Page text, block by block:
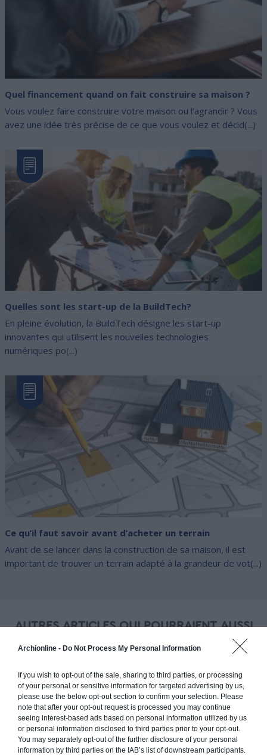
Archionline - Do Not Process My Personal Information
If you wish to opt-out of the sale, sharing to third parties, or processing
of your personal or sensitive information for targeted advertising by us,
please use the below opt-out section to confirm your selection. Please
note that after your opt-out request is processed you may continue
seeing interest-based ads based on personal information utilized by us
or personal information disclosed to third parties prior to your opt-out.
You may separately opt-out of the further disclosure of your personal
information by third parties on the IAB’s list of downstream participants.
Quel financement quand on fait construire sa maison ?
Vous voulez faire construire votre maison ou l’agrandir ? Vous
avez une idée très précise de ce que vous voulez et décid(...)
Quelles sont les start-up de la BuildTech?
En pleine évolution, la BuildTech désigne les start-up
innovantes qui utilisent les nouvelles technologies
numériques po(...)
Ce qu’il faut savoir avant d’acheter un terrain
Avant de se lancer dans la construction de sa maison, il est
important de trouver un terrain adapté à la grandeur de vot(...)
AUTRES ARTICLES QUI POURRAIENT AUSSI